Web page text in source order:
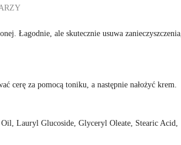
Łagodnie, ale skutecznie usuwa zanieczyszczenia,
cerę za pomocą toniku, a następnie nałożyć krem.
Lauryl Glucoside, Glyceryl Oleate, Stearic Acid,